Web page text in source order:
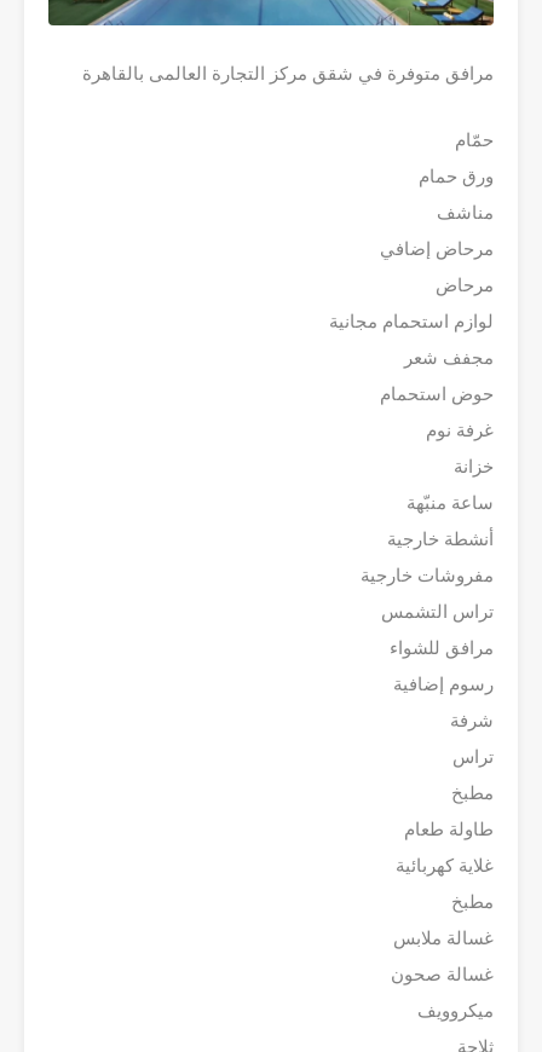
مرافق متوفرة في شقق مركز التجارة العالمى بالقاهرة
حمّام
ورق حمام
مناشف
مرحاض إضافي
مرحاض
لوازم استحمام مجانية
مجفف شعر
حوض استحمام
غرفة نوم
خزانة
ساعة منبّهة
أنشطة خارجية
مفروشات خارجية
تراس التشمس
مرافق للشواء
رسوم إضافية
شرفة
تراس
مطبخ
طاولة طعام
غلاية كهربائية
مطبخ
غسالة ملابس
غسالة صحون
ميكروويف
ثلاجة